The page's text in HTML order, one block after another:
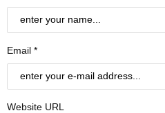
Email *
Website URL